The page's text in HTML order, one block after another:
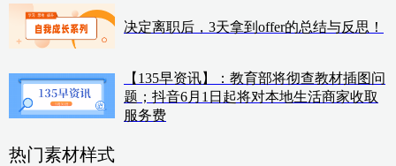
决定离职后，3天拿到offer的总结与反思！
【135早资讯】：教育部将彻查教材插图问
题；抖音6月1日起将对本地生活商家收取
服务费
热门素材样式